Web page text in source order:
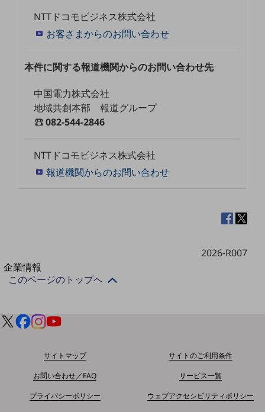
その他の業界はこちら
ゲーム感覚で見つける
ビジネスお悩み診断
NTTドコモビジネス
オンラインショップ
法人向けモバイルトップ
はじめての方へ
サービス・商品を探す
別ウィンドウで開きます
企業情報
企業情報TOP
組織
社長からのご挨拶
事業拠点
NTTドコモビジネス株式会社
お客さまからのお問い合わせ
本件に関する報道機関からのお問い合わせ先
中国電力株式会社
地域共創本部 報道グループ
082-544-2846
NTTドコモビジネス株式会社
報道機関からのお問い合わせ
2026-R007
このページのトップへ
サイトマップ
サイトのご利用条件
お問い合わせ／FAQ
サービス一覧
プライバシーポリシー
ウェブアクセシビリティポリシー